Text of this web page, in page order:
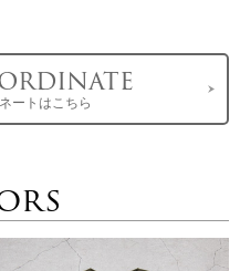
ートはこちら